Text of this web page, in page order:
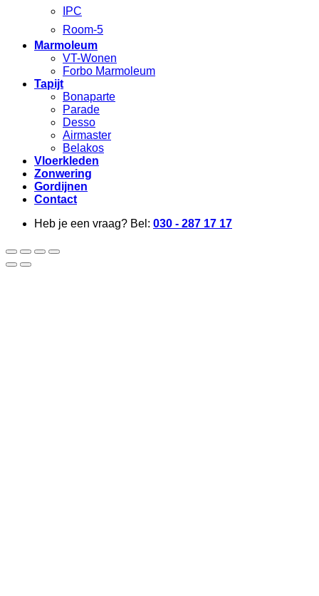
IPC
Room-5
Marmoleum
VT-Wonen
Forbo Marmoleum
Tapijt
Bonaparte
Parade
Desso
Airmaster
Belakos
Vloerkleden
Zonwering
Gordijnen
Contact
Heb je een vraag? Bel: 030 - 287 17 17